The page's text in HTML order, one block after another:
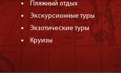
Пляжный отдых
Экскурсионные туры
Экзотические туры
Круизы